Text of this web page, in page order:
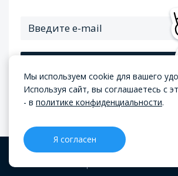
Я согласен на обработку
Я соглашаюсь получать рекламно-
соглашением
Мы используем cookie для вашего
Используя сайт, вы соглашаетесь с
- в политике конфиденциальности.
Я согласен